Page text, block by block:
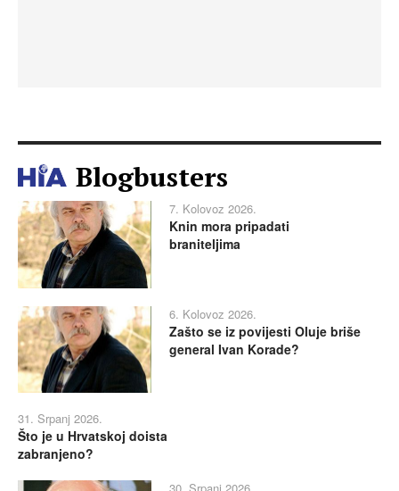
Blogbusters
7. Kolovoz 2026.
Knin mora pripadati
braniteljima
6. Kolovoz 2026.
Zašto se iz povijesti Oluje briše
general Ivan Korade?
31. Srpanj 2026.
Što je u Hrvatskoj doista
zabranjeno?